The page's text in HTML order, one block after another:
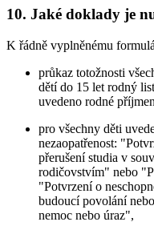
10. Jaké doklady je
K řádně vyplněnému
průkaz totožnosti
dětí do 15 let rodný
uvedeno rodné
pro všechny děti
nezaopatřenost:
přerušení studia v
rodičovstvím" nebo
"Potvrzení o
budoucí povolání
nemoc nebo úraz",